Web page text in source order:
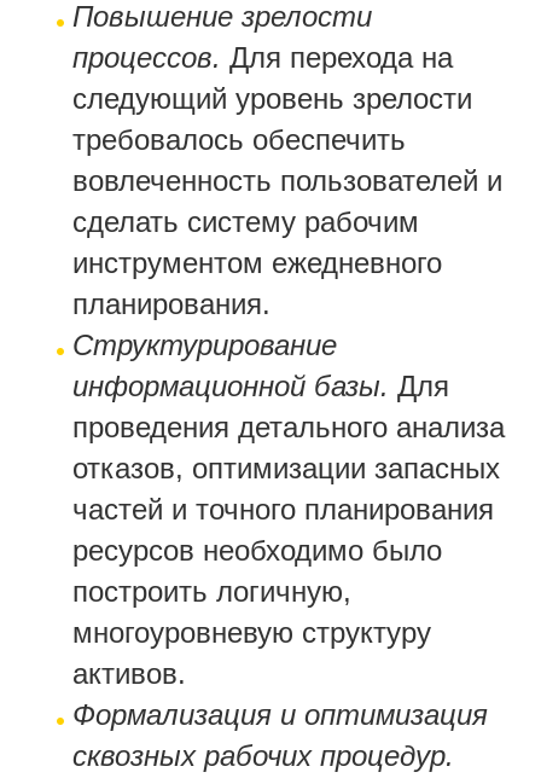
Повышение зрелости
процессов. Для перехода на
следующий уровень зрелости
требовалось обеспечить
вовлеченность пользователей и
сделать систему рабочим
инструментом ежедневного
планирования.
Структурирование
информационной базы. Для
проведения детального анализа
отказов, оптимизации запасных
частей и точного планирования
ресурсов необходимо было
построить логичную,
многоуровневую структуру
активов.
Формализация и оптимизация
сквозных рабочих процедур.